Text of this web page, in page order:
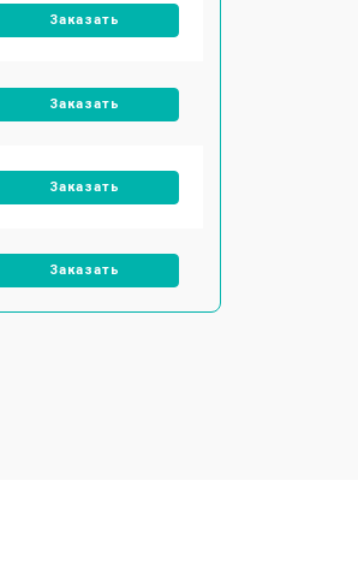
Заказать
Заказать
Заказать
Заказать